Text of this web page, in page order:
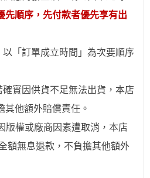
先順序，先付款者優先享有出
以「訂單成立時間」為次要順序
確實因供貨不足無法出貨，本店
其他額外賠償責任。
版權或廠商因素遭取消，本店
額無息退款 ，不負擔其他額外